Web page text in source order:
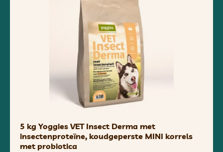
5 kg Yoggies VET Insect Derma met
insectenproteïne, koudgeperste MINI korrels
met probiotica